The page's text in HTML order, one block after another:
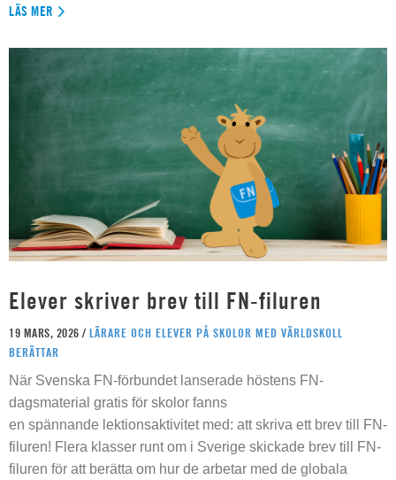
LÄS MER
Elever skriver brev till FN-filuren
19 MARS, 2026 / LÄRARE OCH ELEVER PÅ SKOLOR MED VÄRLDSKOLL
BERÄTTAR
När Svenska FN-förbundet lanserade höstens FN-
dagsmaterial gratis för skolor fanns
en spännande lektionsaktivitet med: att skriva ett brev till FN-
filuren! Flera klasser runt om i Sverige skickade brev till FN-
filuren för att berätta om hur de arbetar med de globala